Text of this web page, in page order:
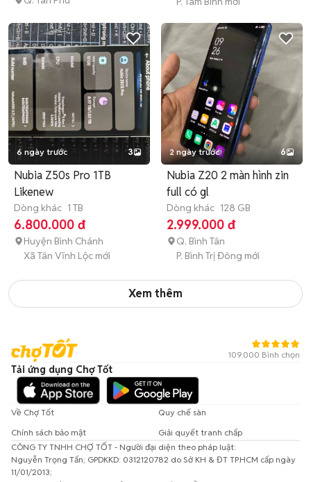
6 ngày trước 3
Nubia Z50s Pro 1TB
Likenew
Dòng khác 1 TB
6.800.000 đ
Huyện Bình Chánh
Xã Tân Vĩnh Lộc mới
2 ngày trước 6
Nubia Z20 2 màn hình zin
full có gl
Dòng khác 128 GB
2.999.000 đ
Q. Bình Tân
P. Bình Trị Đông mới
Xem thêm
109.000 Bình chọn
Tải ứng dụng Chợ Tốt
Về Chợ Tốt
Quy chế sàn
Chính sách bảo mật
Giải quyết tranh chấp
CÔNG TY TNHH CHỢ TỐT - Người đại diện theo pháp luật:
Nguyễn Trọng Tấn; GPDKKD: 0312120782 do Sở KH & ĐT TP.HCM cấp ngày
11/01/2013;